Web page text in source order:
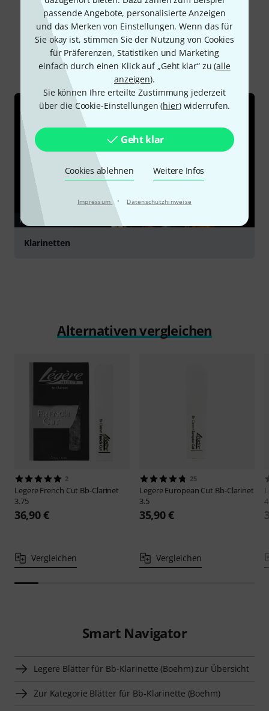
passende Angebote, personalisierte Anzeigen
und das Merken von Einstellungen. Wenn das für
Sie okay ist, stimmen Sie der Nutzung von Cookies
für Präferenzen, Statistiken und Marketing
einfach durch einen Klick auf „Geht klar“ zu (alle
anzeigen).
Sie können Ihre erteilte Zustimmung jederzeit
über die Cookie-Einstellungen (hier) widerrufen.
Geht klar
Cookies ablehnen Weitere Infos
Impressum · Datenschutzhinweise
Schon gewusst?
Alle Ratgeber
RATGEBER
Klarinetten
Alternativen vergleichen
2
LegereFrench Cut Bb-Clarinet
3.75
36,90 €
Vergleichen
25
LegereEuropean Cut Bb-Clarinet
3.5
35,90 €
Vergleichen
Smart Navigator
Legere Blätter für Bb-Klarinette (Boehm) zur Übersicht
Zur Kategorie Blätter für Bb-Klarinette (Boehm)